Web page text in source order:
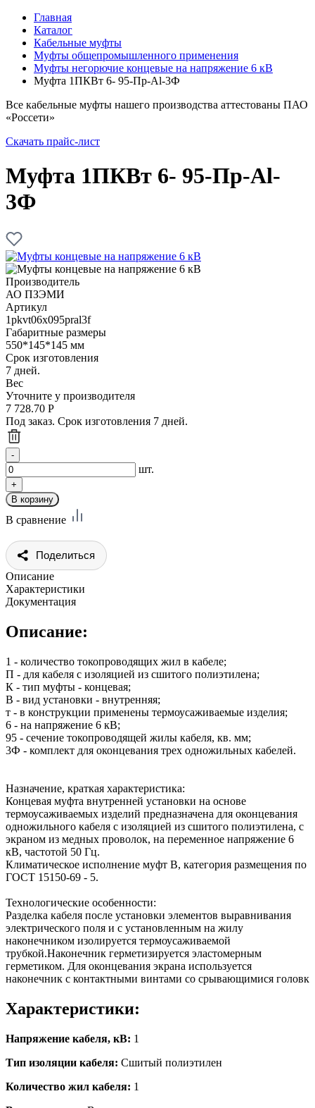
Главная
Каталог
Кабельные муфты
Муфты общепромышленного применения
Муфты негорючие концевые на напряжение 6 кВ
Муфта 1ПКВт 6- 95-Пр-Al-3Ф
Все кабельные муфты нашего производства аттестованы ПАО
«Россети»
Скачать прайс-лист
Муфта 1ПКВт 6- 95-Пр-Al-
3Ф
Производитель
АО ПЗЭМИ
Артикул
1pkvt06x095pral3f
Габаритные размеры
550*145*145 мм
Срок изготовления
7 дней.
Вес
Уточните у производителя
7 728.70 Р
Под заказ. Срок изготовления 7 дней.
шт.
В сравнение
Поделиться
Описание
Характеристики
Документация
Описание:
1 - количество токопроводящих жил в кабеле;
П - для кабеля с изоляцией из сшитого полиэтилена;
К - тип муфты - концевая;
В - вид установки - внутренняя;
т - в конструкции применены термоусаживаемые изделия;
6 - на напряжение 6 кВ;
95 - сечение токопроводящей жилы кабеля, кв. мм;
3Ф - комплект для оконцевания трех одножильных кабелей.
Назначение, краткая характеристика:
Концевая муфта внутренней установки на основе
термоусаживаемых изделий предназначена для оконцевания
одножильного кабеля с изоляцией из сшитого полиэтилена, с
экраном из медных проволок, на переменное напряжение 6
кВ, частотой 50 Гц.
Климатическое исполнение муфт В, категория размещения по
ГОСТ 15150-69 - 5.
Технологические особенности:
Разделка кабеля после установки элементов выравнивания
электрического поля и с установленным на жилу
наконечником изолируется термоусаживаемой
трубкой.Наконечник герметизируется эластомерным
герметиком. Для оконцевания экрана используется
наконечник с контактными винтами со срывающимися головк
Характеристики:
Напряжение кабеля, кВ: 1
Тип изоляции кабеля: Сшитый полиэтилен
Количество жил кабеля: 1